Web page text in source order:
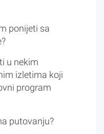
ponijeti sa
u nekim
izletima koji
program
putovanju?